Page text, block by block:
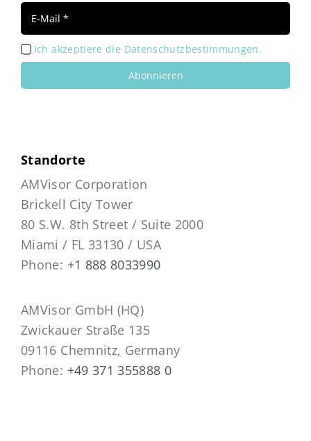
Ich akzeptiere die Datenschutzbestimmungen.
Abonnieren
Standorte
AMVisor Corporation
Brickell City Tower
80 S.W. 8th Street / Suite 2000
Miami / FL 33130 / USA
Phone: +1 888 8033990
AMVisor GmbH (HQ)
Zwickauer Straße 135
09116 Chemnitz, Germany
Phone: +49 371 355888 0